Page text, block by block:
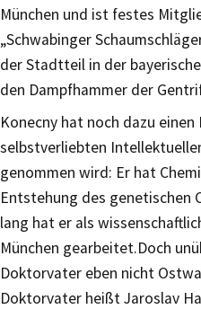
München und ist festes
„Schwabinger
der Stadtteil in der
den Dampfhammer der
Konecny hat noch dazu
selbstverliebten
genommen wird: Er hat
Entstehung des genetischen
lang hat er als
München gearbeitet.Doch
Doktorvater eben nicht
Doktorvater heißt Jaroslav